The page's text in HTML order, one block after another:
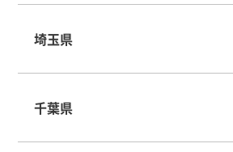
埼玉県
千葉県